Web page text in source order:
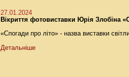
27.01.2024
Вікриття фотовиставки Юрія Злобіна
«Спогади про літо» - назва виставки
Детальніше